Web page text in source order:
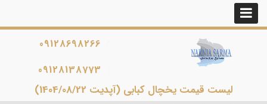
لیست قیمت یخچال کبابی (آپدیت 1404/08/22)
09128698266
09128138773